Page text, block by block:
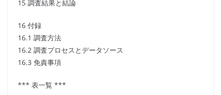
15 調査結果と結論
16 付録
16.1 調査方法
16.2 調査プロセスとデータソース
16.3 免責事項
*** 表一覧 ***